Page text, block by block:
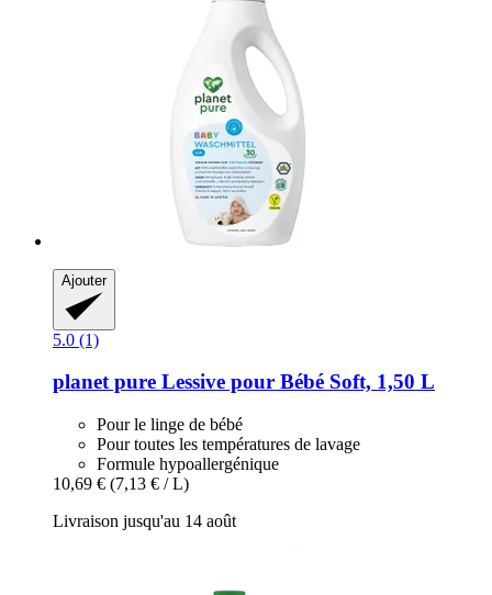
Ajouter
5.0 (1)
planet pure Lessive pour Bébé Soft, 1,50 L
Pour le linge de bébé
Pour toutes les températures de lavage
Formule hypoallergénique
10,69 € (7,13 € / L)
Livraison jusqu'au 14 août